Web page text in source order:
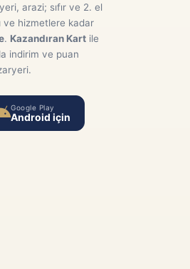
arazi; sıfır ve 2. el
ve hizmetlere kadar
. Kazandıran Kart ile
indirim ve puan
Google Play
Android için